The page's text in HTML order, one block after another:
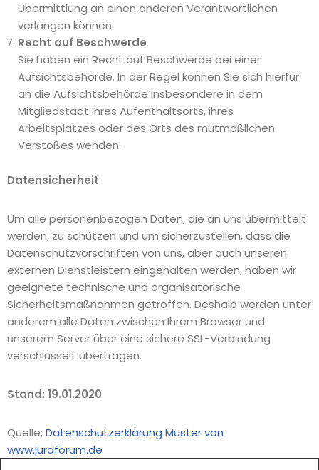
Übermittlung an einen anderen Verantwortlichen
verlangen können.
Recht auf Beschwerde
Sie haben ein Recht auf Beschwerde bei einer
Aufsichtsbehörde. In der Regel können Sie sich hierfür
an die Aufsichtsbehörde insbesondere in dem
Mitgliedstaat ihres Aufenthaltsorts, ihres
Arbeitsplatzes oder des Orts des mutmaßlichen
Verstoßes wenden.
Datensicherheit
Um alle personenbezogen Daten, die an uns übermittelt
werden, zu schützen und um sicherzustellen, dass die
Datenschutzvorschriften von uns, aber auch unseren
externen Dienstleistern eingehalten werden, haben wir
geeignete technische und organisatorische
Sicherheitsmaßnahmen getroffen. Deshalb werden unter
anderem alle Daten zwischen Ihrem Browser und
unserem Server über eine sichere SSL-Verbindung
verschlüsselt übertragen.
Stand: 19.01.2020
Quelle: Datenschutzerklärung Muster von
www.juraforum.de